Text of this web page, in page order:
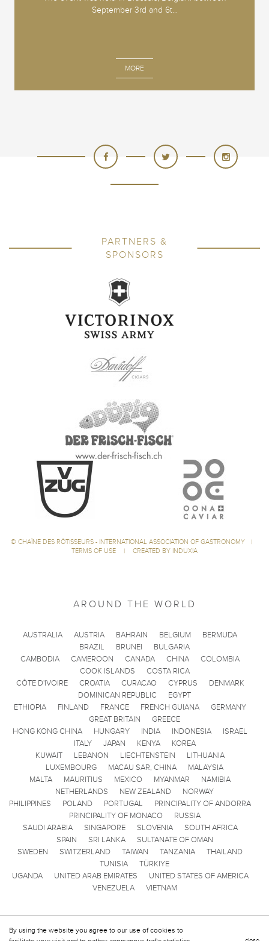
September 3rd and 6t...
MORE
By using the website you agree to our use of cookies to
PARTNERS &
SPONSORS
© CHAÎNE DES RÔTISSEURS - INTERNATIONAL ASSOCIATION OF GASTRONOMY
|
TERMS OF USE
| CREATED BY INDUXIA
AROUND THE WORLD
AUSTRALIA AUSTRIA BAHRAIN BELGIUM
BERMUDA
BRAZIL
BRUNEI
BULGARIA
CAMBODIA
CAMEROON CANADA CHINA
COLOMBIA
COOK ISLANDS
COSTA RICA
CÔTE D'IVOIRE
CROATIA CURACAO CYPRUS
DENMARK
DOMINICAN REPUBLIC
EGYPT
ETHIOPIA
FINLAND FRANCE FRENCH GUIANA
GERMANY
GREAT BRITAIN
GREECE
HONG KONG CHINA
HUNGARY INDIA INDONESIA
ISRAEL
ITALY
JAPAN KENYA
KOREA
KUWAIT
LEBANON LIECHTENSTEIN
LITHUANIA
LUXEMBOURG
MACAU SAR, CHINA
MALAYSIA
MALTA
MAURITIUS MEXICO MYANMAR
NAMIBIA
NETHERLANDS
NEW ZEALAND
NORWAY
PHILIPPINES
POLAND PORTUGAL
PRINCIPALITY OF ANDORRA
PRINCIPALITY OF MONACO
RUSSIA
SAUDI ARABIA
SINGAPORE SLOVENIA
SOUTH AFRICA
SPAIN
SRI LANKA
SULTANATE OF OMAN
SWEDEN
SWITZERLAND TAIWAN TANZANIA
THAILAND
TUNISIA
TÜRKIYE
UGANDA
UNITED ARAB EMIRATES
UNITED STATES OF AMERICA
VENEZUELA
VIETNAM